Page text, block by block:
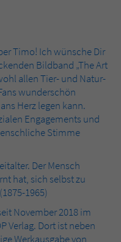
Timo! Ich wünsche Dir
Bildband „The Art
allen Tier- und Natur-
wunderschön
Herz legen kann.
Engagements und
Stimme
Der Mensch
hat, sich selbst zu
1965)
November 2018 im
Verlag. Dort ist neben
Werkausgabe von